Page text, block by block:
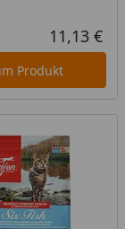
11,13 €
Produkt